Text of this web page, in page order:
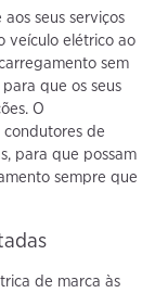
seus serviços
veículo elétrico ao
sem
que os seus
O
condutores de
para que possam
sempre que
de marca às